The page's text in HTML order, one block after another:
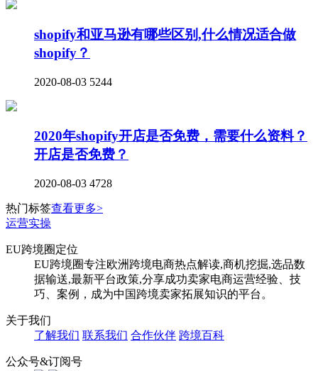
shopify和亚马逊有哪些区别,什么情况适合做
shopify？
2020-08-03 5244
2020年shopify开店是否免费，需要什么资料？
开店是否免费？
2020-08-03 4728
热门标签查看更多>
运营实操
EU跨境圈定位
EU跨境圈专注欧洲跨境电商热点解读,商机挖掘,选品数
据输送,最新平台政策,分享成功卖家电商运营经验、技
巧、案例，成为中国跨境卖家拓展知识的平台。
关于我们
了解我们 联系我们 合作伙伴 跨境百科
公众号&订阅号